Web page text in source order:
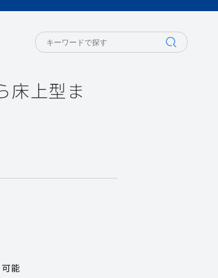
床上型ま
能